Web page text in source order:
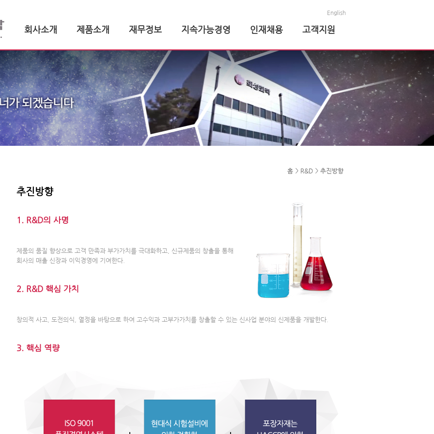
English
회사소개 제품소개 재무정보 지속가능경영 인재채용 고객지원
추진방향
홈 R&D 추진방향
1. R&D의 사명
제품의 품질 향상으로 고객 만족과 부가가치를 극대화하고, 신규제품의 창출을 통해
회사의 매출 신장과 이익경영에 기여한다.
2. R&D 핵심 가치
창의적 사고, 도전의식, 열정을 바탕으로 하여 고수익과 고부가가치를 창출할 수 있는 신사업 분야의 신제품을 개발한다.
3. 핵심 역량